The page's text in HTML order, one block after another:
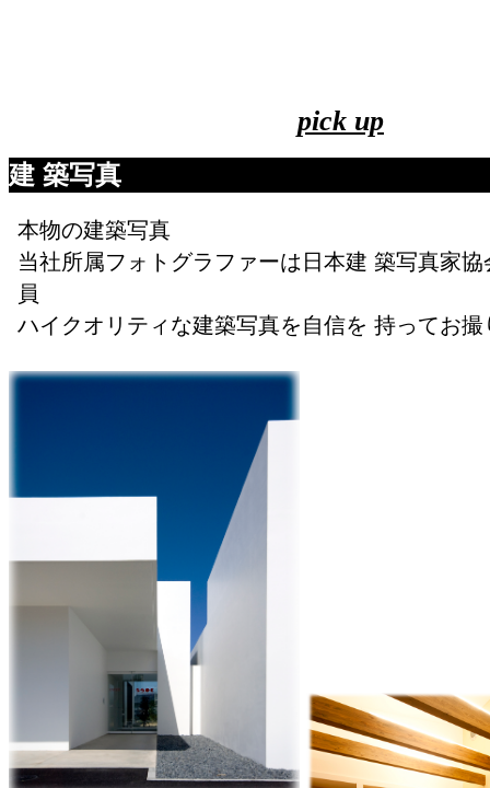
pick up
建 築写真
本物の建築写真
当社所属フォトグラファーは日本建 築写真家協
員
ハイクオリティな建築写真を自信を 持ってお撮